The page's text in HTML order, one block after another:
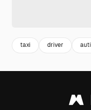
taxi driver